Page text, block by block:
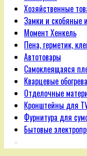
Хозяйственные
Замки и скобяные
Момент Хенкель
Пена, герметик,
Автотовары
Самоклеящаяся
Кварцевые
Отделочные
Кронштейны для
Фурнитура для
Бытовые